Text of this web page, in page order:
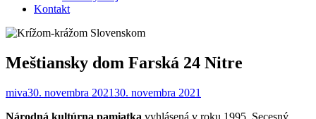
Kontakt
Meštiansky dom Farská 24 Nitre
miva30. novembra 202130. novembra 2021
Národná kultúrna pamiatka vyhlásená v roku 1995. Secesný